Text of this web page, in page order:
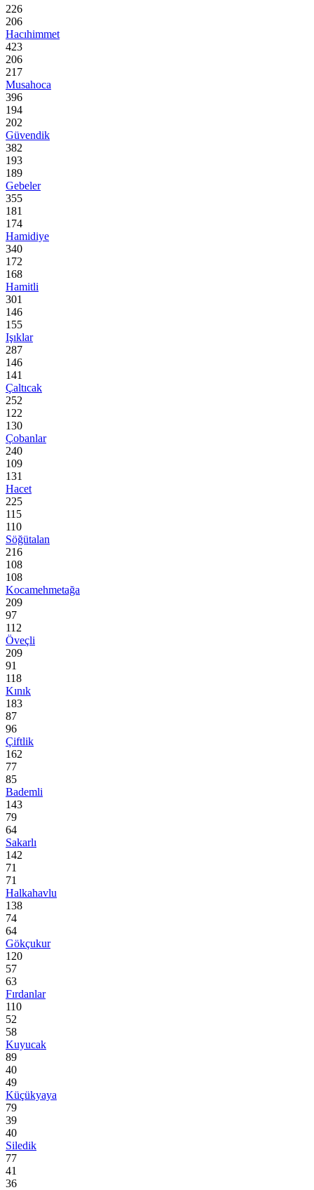
226
206
Hacıhimmet
423
206
217
Musahoca
396
194
202
Güvendik
382
193
189
Gebeler
355
181
174
Hamidiye
340
172
168
Hamitli
301
146
155
Işıklar
287
146
141
Çaltıcak
252
122
130
Çobanlar
240
109
131
Hacet
225
115
110
Söğütalan
216
108
108
Kocamehmetağa
209
97
112
Öveçli
209
91
118
Kınık
183
87
96
Çiftlik
162
77
85
Bademli
143
79
64
Sakarlı
142
71
71
Halkahavlu
138
74
64
Gökçukur
120
57
63
Fırdanlar
110
52
58
Kuyucak
89
40
49
Küçükyaya
79
39
40
Siledik
77
41
36